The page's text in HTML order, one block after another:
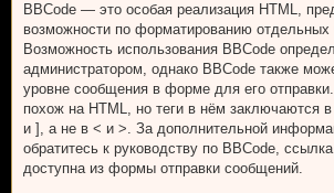
BBCode — это особая реализация HTML,
возможности по форматированию отдельных
Возможность использования BBCode
администратором, однако BBCode также
уровне сообщения в форме для его
похож на HTML, но теги в нём заключаются
и ], а не в < и >. За дополнительной
обратитесь к руководству по BBCode,
доступна из формы отправки сообщений.